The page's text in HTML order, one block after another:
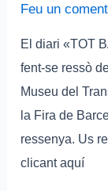
Feu un
El diari «TOT
fent-se ressò
Museu del
la Fira de
ressenya. Us
clicant aquí
la